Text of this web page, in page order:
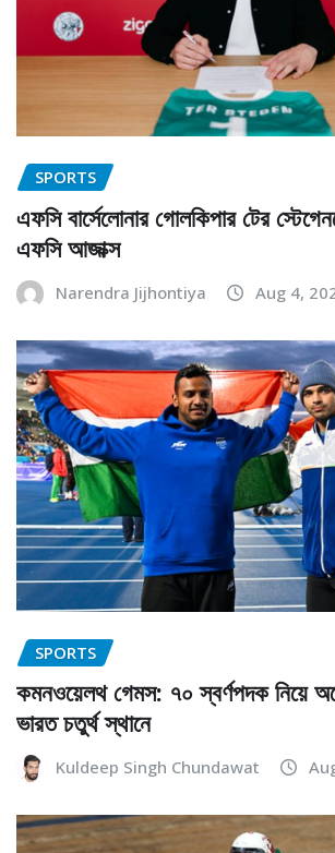
SPORTS
এফসি বার্সেলোনার গোলকিপার টের
এফসি আজাক্স
Narendra Jijhontiya Aug 4,
SPORTS
কমনওয়েলথ গেমস: ৭০ স্বর্ণপদক নিয়ে
ভারত চতুর্থ স্থানে
Kuldeep Singh Chundawat